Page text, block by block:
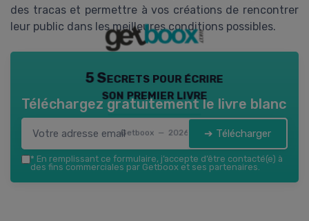
des tracas et permettre à vos créations de rencontrer
leur public dans les meilleures conditions possibles.
5 Secrets pour écrire
son premier livre
Getboox — 2026
Téléchargez gratuitement le livre blanc
➔ Télécharger
* En remplissant ce formulaire, j’accepte d’être contacté(e) à
des fins commerciales par Getboox et ses partenaires.